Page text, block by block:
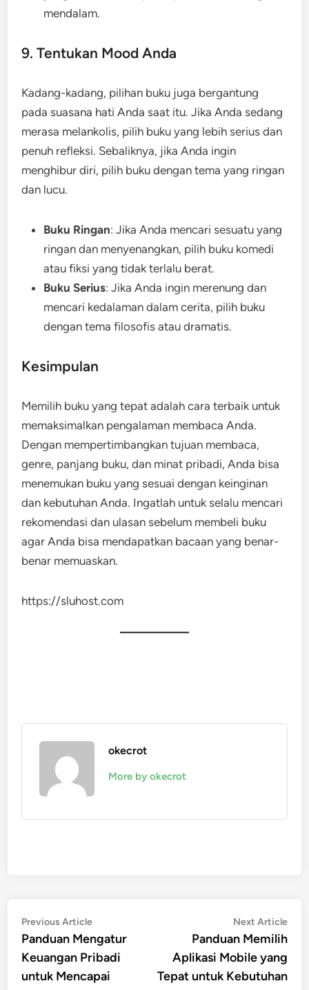
mendalam.
9. Tentukan Mood Anda
Kadang-kadang, pilihan buku juga bergantung
pada suasana hati Anda saat itu. Jika Anda sedang
merasa melankolis, pilih buku yang lebih serius dan
penuh refleksi. Sebaliknya, jika Anda ingin
menghibur diri, pilih buku dengan tema yang ringan
dan lucu.
Buku Ringan: Jika Anda mencari sesuatu yang
ringan dan menyenangkan, pilih buku komedi
atau fiksi yang tidak terlalu berat.
Buku Serius: Jika Anda ingin merenung dan
mencari kedalaman dalam cerita, pilih buku
dengan tema filosofis atau dramatis.
Kesimpulan
Memilih buku yang tepat adalah cara terbaik untuk
memaksimalkan pengalaman membaca Anda.
Dengan mempertimbangkan tujuan membaca,
genre, panjang buku, dan minat pribadi, Anda bisa
menemukan buku yang sesuai dengan keinginan
dan kebutuhan Anda. Ingatlah untuk selalu mencari
rekomendasi dan ulasan sebelum membeli buku
agar Anda bisa mendapatkan bacaan yang benar-
benar memuaskan.
https://sluhost.com
okecrot
More by okecrot
Post
navigation
Previous ArticlePrevious
article:
Panduan Mengatur
Keuangan Pribadi
untuk Mencapai
Next Article
Panduan Memilih
Aplikasi Mobile yang
Tepat untuk Kebutuhan